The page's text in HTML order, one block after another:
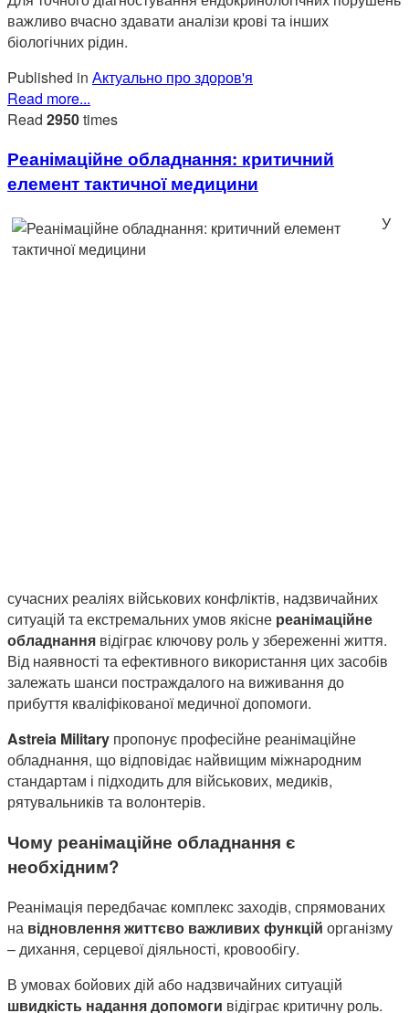
важливо вчасно здавати аналізи крові та інших
біологічних рідин.
Published in Актуально про здоров'я
Read more...
Read 2950times
Реанімаційне обладнання: критичний
елемент тактичної медицини
У
сучасних реаліях військових конфліктів, надзвичайних
ситуацій та екстремальних умов якісне реанімаційне
обладнання відіграє ключову роль у збереженні життя.
Від наявності та ефективного використання цих засобів
залежать шанси постраждалого на виживання до
прибуття кваліфікованої медичної допомоги.
Astreia Military пропонує професійне реанімаційне
обладнання, що відповідає найвищим міжнародним
стандартам і підходить для військових, медиків,
рятувальників та волонтерів.
Чому реанімаційне обладнання є
необхідним?
Реанімація передбачає комплекс заходів, спрямованих
на відновлення життєво важливих функцій організму
– дихання, серцевої діяльності, кровообігу.
В умовах бойових дій або надзвичайних ситуацій
швидкість надання допомоги відіграє критичну роль.